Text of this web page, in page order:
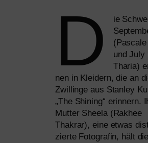
D
ie
und July
Tharia)
nen in Kleidern, die an
Zwillinge aus Stanley
„The Shining“ erin­nern.
Mutter Sheela (Rakhee
Thakrar), eine etwas
zier­te Fotografin, hält